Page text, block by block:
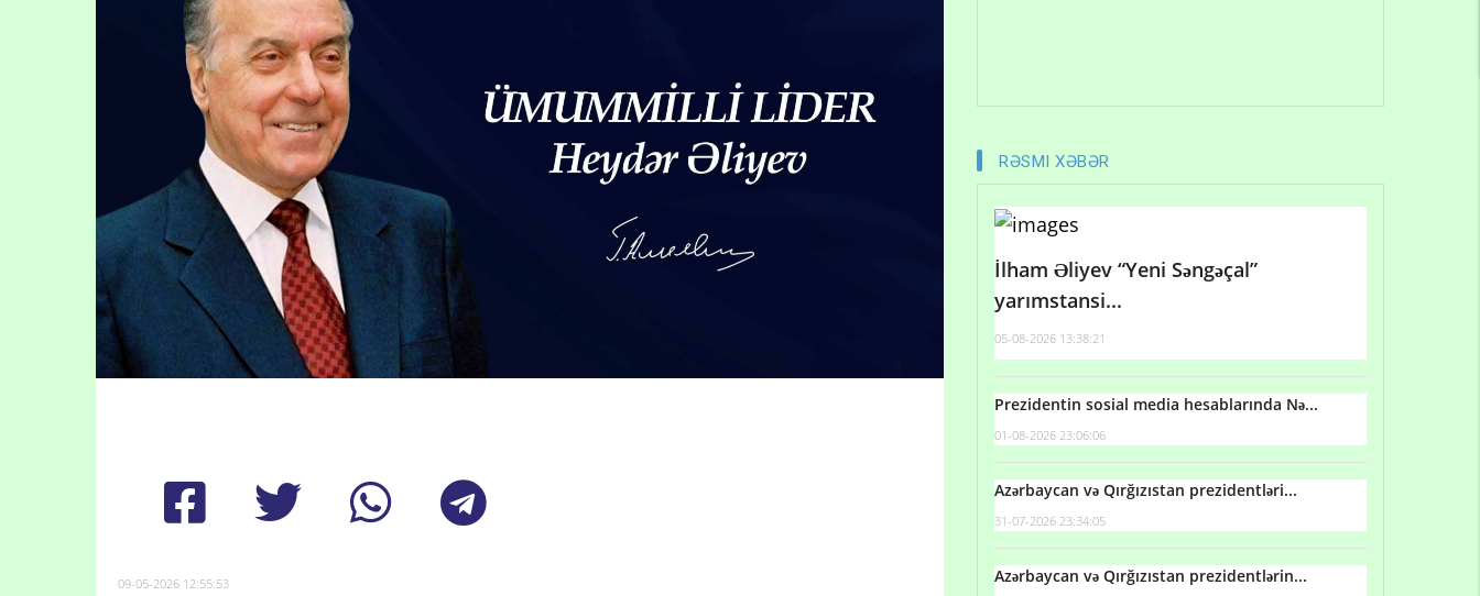
09-05-2026 12:55:53
RƏSMI XƏBƏR
İlham Əliyev “Yeni Səngəçal”
yarımstansi...
05-08-2026 13:38:21
Prezidentin sosial media hesablarında Nə...
01-08-2026 23:06:06
Azərbaycan və Qırğızıstan prezidentləri...
31-07-2026 23:34:05
Azərbaycan və Qırğızıstan prezidentlərin...